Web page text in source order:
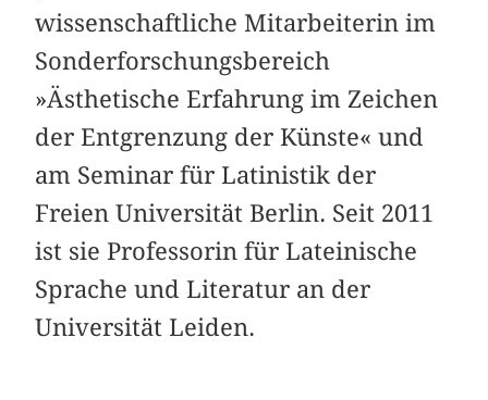
wissenschaftliche Mitarbeiterin im
Sonderforschungsbereich
»Ästhetische Erfahrung im Zeichen
der Entgrenzung der Künste« und
am Seminar für Latinistik der
Freien Universität Berlin. Seit 2011
ist sie Professorin für Lateinische
Sprache und Literatur an der
Universität Leiden.